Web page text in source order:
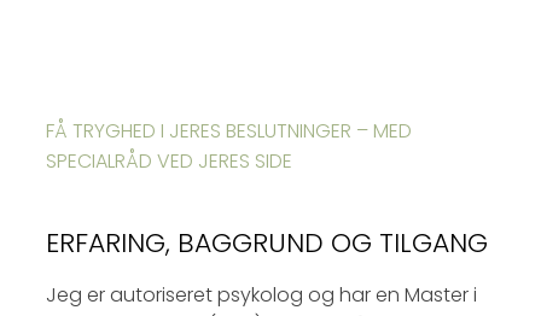
FÅ TRYGHED I JERES BESLUTNINGER – MED
SPECIALRÅD VED JERES SIDE
ERFARING, BAGGRUND OG TILGANG
Jeg er autoriseret psykolog og har en Master i